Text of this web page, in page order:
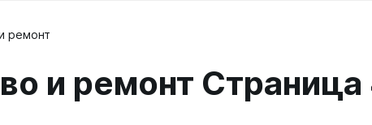
ремонт
и ремонт Страница